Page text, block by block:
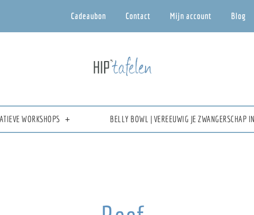
Cadeaubon Contact Mijn account Blog
WORKSHOPS BELLY BOWL | VEREEUWIG JE ZWANGERSCHAP